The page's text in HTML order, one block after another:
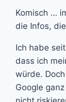
Komisch …
die Infos,
Ich habe
dass ich
würde.
Google